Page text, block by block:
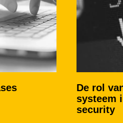
De rol
systeem
security